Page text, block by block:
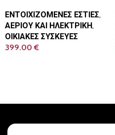
ΕΝΤΟΙΧΙΖΟΜΕΝΕΣ ΕΣΤΙΕΣ,
ΑΕΡΙΟΥ ΚΑΙ ΗΛΕΚΤΡΙΚΗ,
ΟΙΚΙΑΚΕΣ ΣΥΣΚΕΥΕΣ
399.00€